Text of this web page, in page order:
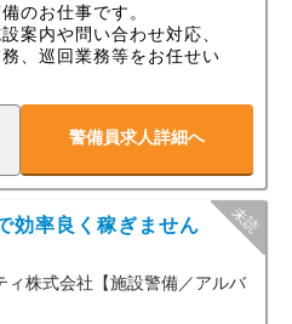
がりあり（給与保証）
のお仕事です。
案内や問い合わせ対応、
、巡回業務等をお任せい
する上で欠かせないの
い人材の育成。イオンデ
ティでは基本のあいさつ
葉づかい、接客態度などの
質の高い人材育成を目指
す。
】
警備員求人詳細へ
効率良く稼ぎません
ィ株式会社【施設警備／アルバ